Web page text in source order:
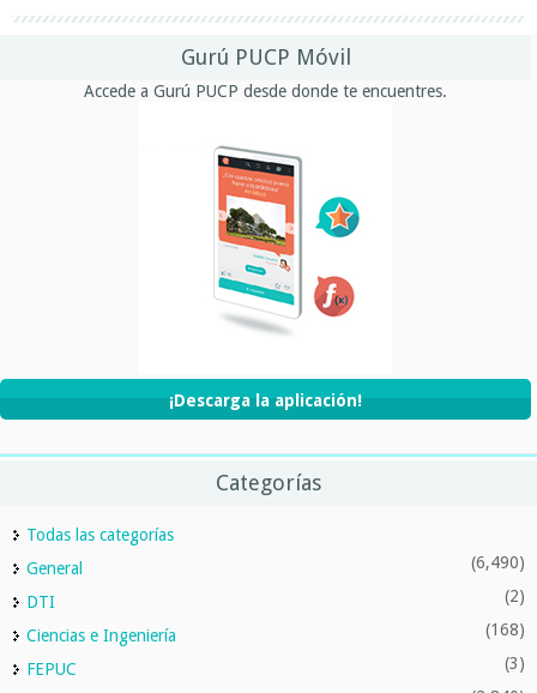
Gurú PUCP Móvil
Accede a Gurú PUCP desde donde te encuentres.
¡Descarga la aplicación!
Categorías
Todas las categorías
General
(6,490)
DTI (2)
Ciencias e Ingeniería (168)
FEPUC (3)